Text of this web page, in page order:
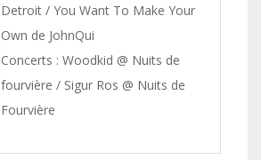
Detroit / You Want To Make Your
Own de JohnQui
Concerts : Woodkid @ Nuits de
fourvière / Sigur Ros @ Nuits de
Fourvière